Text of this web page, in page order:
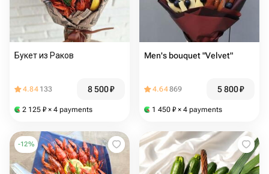
Букет из Раков
4.84 133 8 500₽
2 125 ₽ × 4 payments
Men's bouquet "Velvet"
4.64869 5 800₽
1 450 ₽ × 4 payments
-12%